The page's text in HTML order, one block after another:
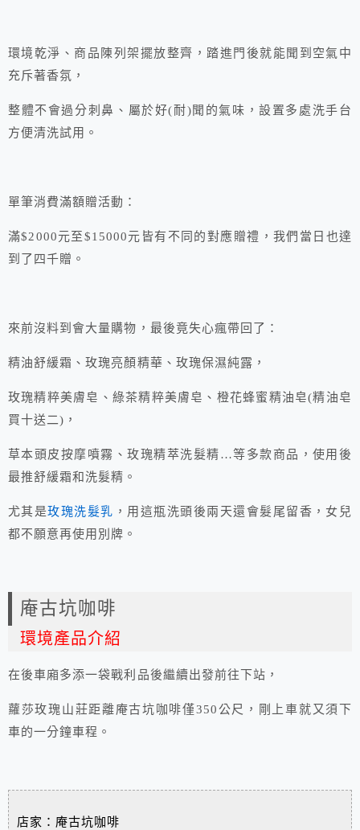
環境乾淨、商品陳列架擺放整齊，踏進門後就能聞到空氣中
充斥著香氛，
整體不會過分刺鼻、屬於好(耐)聞的氣味，設置多處洗手台
方便清洗試用。
單筆消費滿額贈活動：
滿$2000元至$15000元皆有不同的對應贈禮，我們當日也達
到了四千贈。
來前沒料到會大量購物，最後竟失心瘋帶回了：
精油舒緩霜、玫瑰亮顏精華、玫瑰保濕純露，
玫瑰精粹美膚皂、綠茶精粹美膚皂、橙花蜂蜜精油皂(精油皂
買十送二)，
草本頭皮按摩噴霧、玫瑰精萃洗髮精…等多款商品，使用後
最推舒緩霜和洗髮精。
尤其是玫瑰洗髮乳 ，用這瓶洗頭後兩天還會髮尾留香，女兒
都不願意再使用別牌。
庵古坑咖啡
環境產品介紹
在後車廂多添一袋戰利品後繼續出發前往下站，
蘿莎玫瑰山莊距離庵古坑咖啡僅350公尺，剛上車就又須下
車的一分鐘車程。
店家：庵古坑咖啡